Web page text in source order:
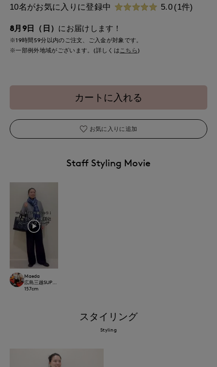
10名がお気に入りに登録中 5.0 (1件)
8月9日（日） にお届けします！
※19時間 59分以内のご注文、ご入金が対象です。
※一部例外地域がございます。(詳しくはこちら )
カートに入れる
お気に入りに追加
Staff Styling Movie
Maeda
広島三越SUPERIORCLOSET
157cm
スタイリング
Styling